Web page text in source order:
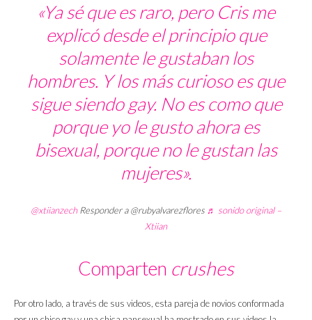
«Ya sé que es raro, pero Cris me
explicó desde el principio que
solamente le gustaban los
hombres. Y los más curioso es que
sigue siendo gay. No es como que
porque yo le gusto ahora es
bisexual, porque no le gustan las
mujeres».
@xtiianzechResponder a @rubyalvarezflores ♬ sonido original –
Xtiian
Comparten crushes
Por otro lado, a través de sus videos, esta pareja de novios conformada